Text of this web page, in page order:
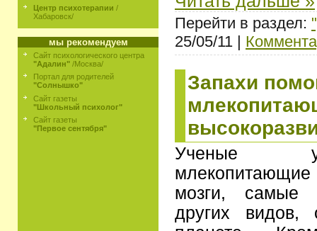
Центр психотерапии /
Хабаровск/
мы рекомендуем
Сайт психологического центра
"Адалин" /Москва/
Портал для родителей
"Солнышко"
Сайт газеты
"Школьный психолог"
Сайт газеты
"Первое сентября"
Перейти в раздел:
25/05/11 |
Запахи
Ученые
мозги, самые
других